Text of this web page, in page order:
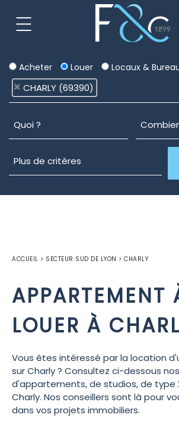
Acheter Louer Locaux &
CHARLY (69390)
ACCUEIL > SECTEUR SUD DE LYON > CHARLY
APPARTEMENT
LOUER À
Vous êtes intéressé par la location
sur Charly ? Consultez ci-dessous
d'appartements, de studios, de type
Charly. Nos conseillers sont là pour
dans vos projets immobiliers.